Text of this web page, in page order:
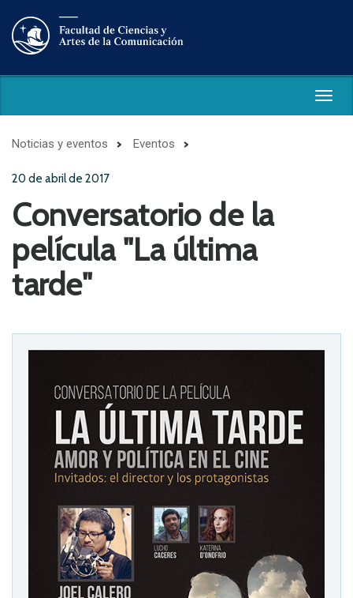
Noticias y eventos Eventos
20 de abril de 2017
Conversatorio de la
película "La última
tarde"